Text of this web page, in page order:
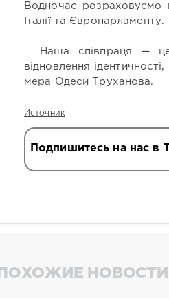
Водночас розраховуємо
Італії та Європарламенту.
Наша співпраця —
відновлення
мера Одеси Труханова.
Источник
Подпишитесь на нас в
ПОХОЖИЕ НОВОСТИ